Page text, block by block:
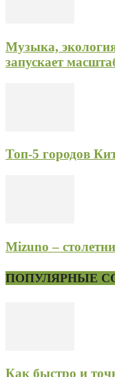
Музыка,
запускает
Топ-5 городов
Mizuno –
ПОПУЛЯРНЫЕ
Как быстро и